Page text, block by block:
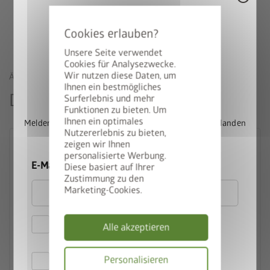
Unsere Seite verwendet
Cookies für Analysezwecke.
Wir nutzen diese Daten, um
Ihnen ein bestmögliches
Surferlebnis und mehr
Funktionen zu bieten. Um
Ihnen ein optimales
Nutzererlebnis zu bieten,
zeigen wir Ihnen
personalisierte Werbung.
Diese basiert auf Ihrer
Zustimmung zu den
Marketing-Cookies.
Alle akzeptieren
Personalisieren
ÄHNLICHE PRODUKTE
Das könnte Sie auch interessieren
StyleBox gewinnen
Melden Sie sich jetzt für unseren Newsletter an und landen
Sie automatisch im Lostopf.
E-Mail
Hiermit akzeptiere ich
dieDatenschutzbestimmungen
Hiermit akzeptiere ich die